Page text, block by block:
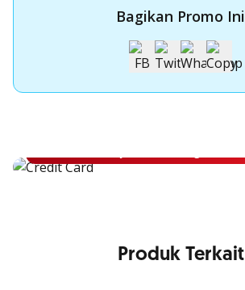
Bagikan Promo Ini
Apply Kartu Kredit OCBC
Produk Terkait